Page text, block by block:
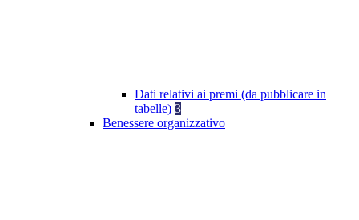
Dati relativi ai premi (da pubblicare in
tabelle) 3
Benessere organizzativo